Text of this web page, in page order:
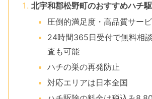
北宇和郡松野町のおすすめハチ
圧倒的満足度・高品質サー
24時間365日受付で無料相
査も可能
ハチの巣の再発防止
対応エリアは日本全国